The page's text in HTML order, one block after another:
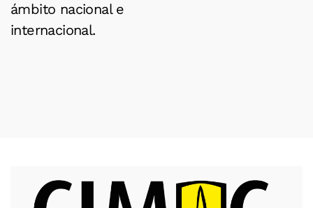
ámbito nacional e
internacional.